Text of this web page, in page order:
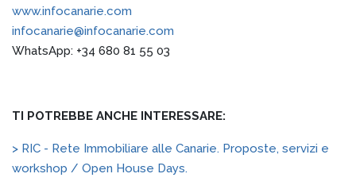
www.infocanarie.com
infocanarie@infocanarie.com
WhatsApp: +34 680 81 55 03
TI POTREBBE ANCHE INTERESSARE:
> RIC - Rete Immobiliare alle Canarie. Proposte, servizi e
workshop / Open House Days.